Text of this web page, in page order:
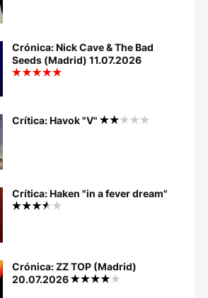
Crónica: Nick Cave & The Bad
Seeds (Madrid) 11.07.2026
Crítica: Havok "V"
Crítica: Haken "in a fever dream"
Crónica: ZZ TOP (Madrid)
20.07.2026